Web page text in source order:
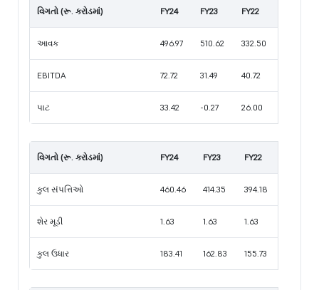
વિગતો (રૂ. કરોડમાં) FY24 FY23 FY22
આવક 496.97 510.62 332.50
EBITDA 72.72 31.49 40.72
પાટ 33.42 -0.27 26.00
વિગતો (રૂ. કરોડમાં) FY24 FY23 FY22
કુલ સંપત્તિઓ 460.46 414.35 394.18
શેર મૂડી 1.63 1.63 1.63
કુલ ઉધાર 183.41 162.83 155.73